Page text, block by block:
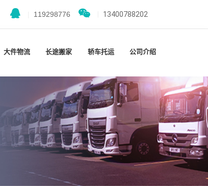
119298776 13400788202
大件物流 长途搬家 轿车托运 公司介绍